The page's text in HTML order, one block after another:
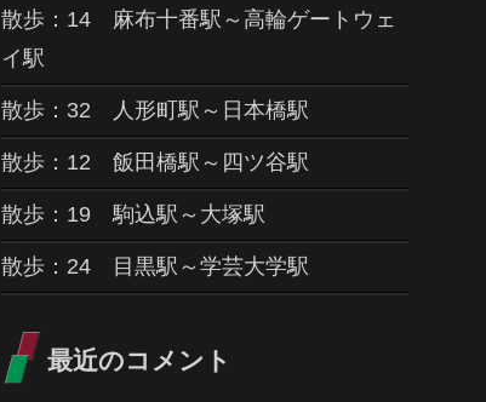
散歩：14 麻布十番駅～高輪ゲートウェ
イ駅
散歩：32 人形町駅～日本橋駅
散歩：12 飯田橋駅～四ツ谷駅
散歩：19 駒込駅～大塚駅
散歩：24 目黒駅～学芸大学駅
最近のコメント